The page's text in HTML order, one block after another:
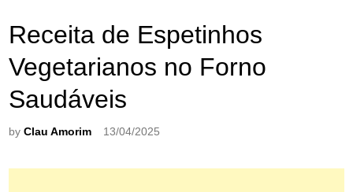
Receita de Espetinhos
Vegetarianos no Forno
Saudáveis
byClau Amorim 13/04/2025